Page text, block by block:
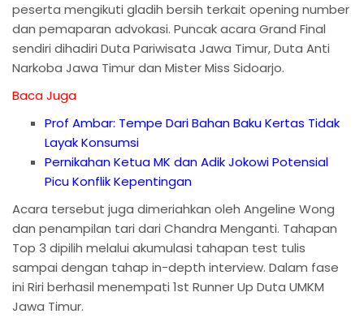
peserta mengikuti gladih bersih terkait opening number
dan pemaparan advokasi. Puncak acara Grand Final
sendiri dihadiri Duta Pariwisata Jawa Timur, Duta Anti
Narkoba Jawa Timur dan Mister Miss Sidoarjo.
Baca Juga
Prof Ambar: Tempe Dari Bahan Baku Kertas Tidak
Layak Konsumsi
Pernikahan Ketua MK dan Adik Jokowi Potensial
Picu Konflik Kepentingan
Acara tersebut juga dimeriahkan oleh Angeline Wong
dan penampilan tari dari Chandra Menganti. Tahapan
Top 3 dipilih melalui akumulasi tahapan test tulis
sampai dengan tahap in-depth interview. Dalam fase
ini Riri berhasil menempati 1st Runner Up Duta UMKM
Jawa Timur.